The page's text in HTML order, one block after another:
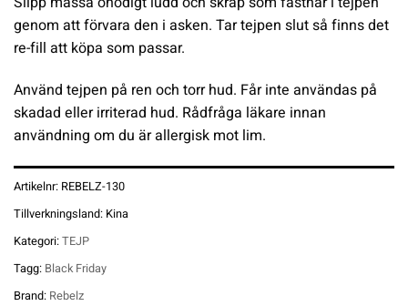
genom att förvara den i asken. Tar tejpen slut så finns det
re-fill att köpa som passar.
Använd tejpen på ren och torr hud. Får inte användas på
skadad eller irriterad hud. Rådfråga läkare innan
användning om du är allergisk mot lim.
Artikelnr: REBELZ-130
Tillverkningsland: Kina
Kategori:TEJP
Tagg: Black Friday
Brand: Rebelz